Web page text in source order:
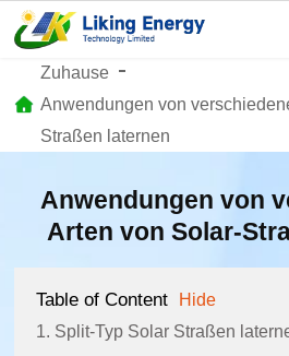
Zuhause
Anwendungen von
Straßen laternen
Anwendungen von
Arten von Solar-
Table of Content
Hide
1. Split-Typ Solar Straßen